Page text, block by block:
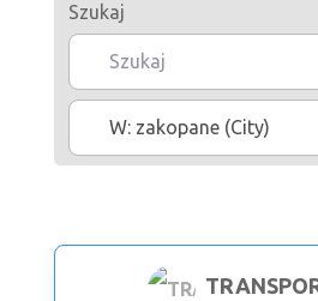
Szukaj
Gdzie